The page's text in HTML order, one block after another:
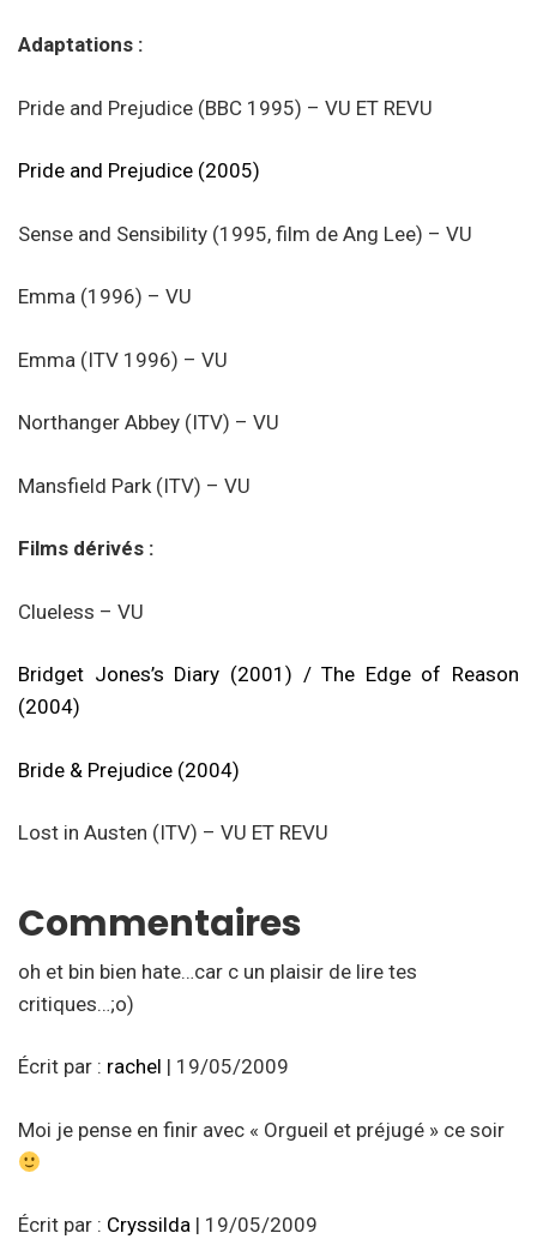
Adaptations :
Pride and Prejudice (BBC 1995) – VU ET REVU
Pride and Prejudice (2005)
Sense and Sensibility (1995, film de Ang Lee) – VU
Emma (1996) – VU
Emma (ITV 1996) – VU
Northanger Abbey (ITV) – VU
Mansfield Park (ITV) – VU
Films dérivés :
Clueless – VU
Bridget Jones’s Diary (2001) / The Edge of Reason
(2004)
Bride & Prejudice (2004)
Lost in Austen (ITV) – VU ET REVU
Commentaires
oh et bin bien hate…car c un plaisir de lire tes
critiques…;o)
Écrit par : rachel | 19/05/2009
Moi je pense en finir avec « Orgueil et préjugé » ce soir
Écrit par : Cryssilda | 19/05/2009